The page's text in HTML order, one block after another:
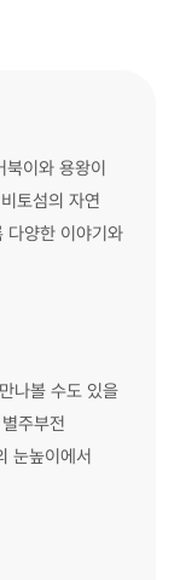
이와 용왕이
토섬의 자연
다양한 이야기와
나볼 수도 있을
주부전
눈높이에서